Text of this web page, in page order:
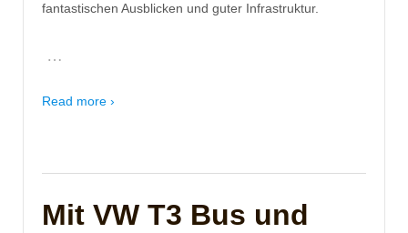
fantastischen Ausblicken und guter Infrastruktur.
…
Read more ›
Mit VW T3 Bus und